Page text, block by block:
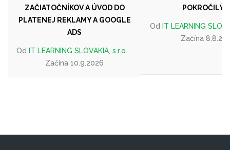
ZAČIATOČNÍKOV A ÚVOD DO
PLATENEJ REKLAMY A GOOGLE
ADS
Od IT LEARNING SLOVAKIA, s.r.o.
Začína 10.9.2026
Od IT LEARNING
Začína